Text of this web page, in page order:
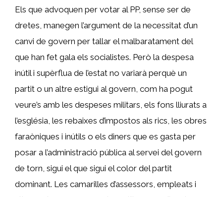
Els que advoquen per votar al PP, sense ser de
dretes, manegen l’argument de la necessitat d’un
canvi de govern per tallar el malbaratament del
que han fet gala els socialistes. Però la despesa
inútil i supèrflua de l’estat no variarà perquè un
partit o un altre estigui al govern, com ha pogut
veure’s amb les despeses militars, els fons lliurats a
l’església, les rebaixes d’impostos als rics, les obres
faraòniques i inútils o els diners que es gasta per
posar a l’administració pública al servei del govern
de torn, sigui el que sigui el color del partit
dominant. Les camarilles d’assessors, empleats i